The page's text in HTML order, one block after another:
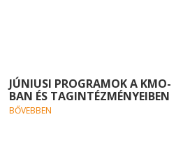
JÚNIUSI PROGRAMOK A KMO-
BAN ÉS TAGINTÉZMÉNYEIBEN
BŐVEBBEN